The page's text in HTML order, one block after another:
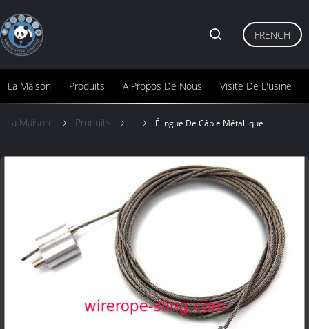
La Maison Produits À Propos De Nous Visite De L'usine
FRENCH
La Maison Produits Élingue De Câble Métallique